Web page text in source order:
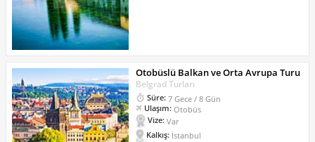
Otobüslü Balkan ve Orta Avrupa Turu
Belgrad Turları
Süre: 7 Gece / 8 Gün
Ulaşım: Otobüs
Vize: Var
Kalkış: İstanbul